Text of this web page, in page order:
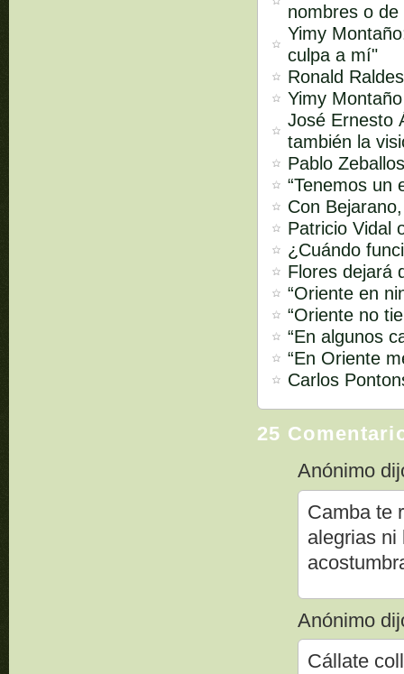
nombres o de
Yimy
culpa a mí"
Ronald
Yimy
José Ernesto
también la
Pablo
“Tenemos un
Con
Patricio Vidal
¿Cuándo
Flores dejará
“Oriente en
“Oriente no
“En algunos
“En Oriente
Carlos
25
Anónimo
Camba te
alegrias ni
Anónimo
Cállate